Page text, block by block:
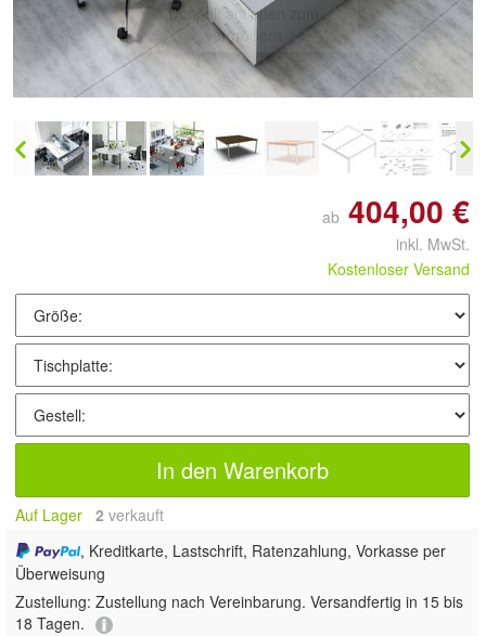
Doppelt antippen zum
vergrößern
ab 404,00 €
inkl. MwSt.
Kostenloser Versand
In den Warenkorb
Auf Lager 2 verkauft
, Kreditkarte, Lastschrift, Ratenzahlung, Vorkasse per
Überweisung
Zustellung: Zustellung nach Vereinbarung. Versandfertig in 15 bis
18 Tagen.